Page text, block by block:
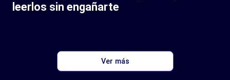
leerlos sin engañarte
Ver más